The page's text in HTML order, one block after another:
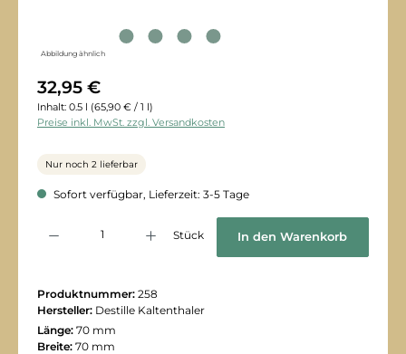
Abbildung ähnlich
32,95 €
Inhalt: 0.5 l (65,90 € / 1 l)
Preise inkl. MwSt. zzgl. Versandkosten
Nur noch 2 lieferbar
Sofort verfügbar, Lieferzeit: 3-5 Tage
Stück In den Warenkorb
Produktnummer: 258
Hersteller: Destille Kaltenthaler
Länge: 70 mm
Breite: 70 mm